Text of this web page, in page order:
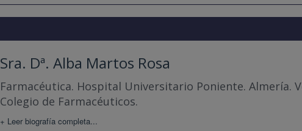
Sra. Dª. Alba Martos Rosa
Farmacéutica. Hospital Universitario Poniente. Almería.
Colegio de Farmacéuticos.
+ Leer biografía completa...